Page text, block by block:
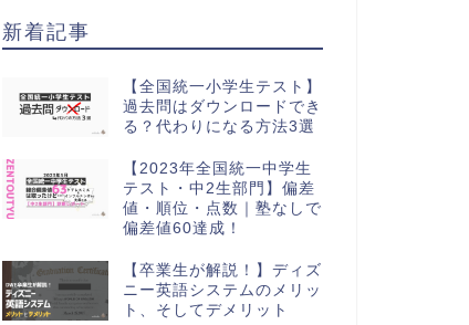
新着記事
【全国統一小学生テスト】
過去問はダウンロードでき
る？代わりになる方法3選
【2023年全国統一中学生
テスト・中2生部門】偏差
値・順位・点数｜塾なしで
偏差値60達成！
【卒業生が解説！】ディズ
ニー英語システムのメリッ
ト、そしてデメリット